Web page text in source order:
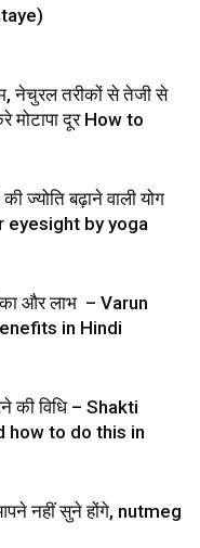
तरीकों से तेजी से
मोटापा दूर How to
ज्योति बढ़ाने वाली योग
eyesight by yoga
और लाभ – Varun
in Hindi
की विधि – Shakti
how to do this in
नहीं सुने होंगे, nutmeg